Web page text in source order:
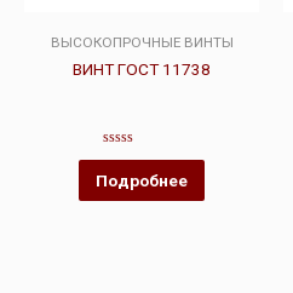
ВЫСОКОПРОЧНЫЕ ВИНТЫ
ВИНТ ГОСТ 11738
Оценка
из
5
Подробнее